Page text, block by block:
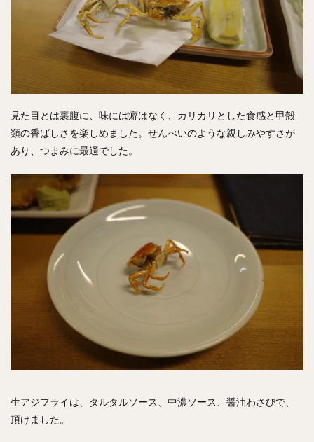
見た目とは裏腹に、味には癖はなく、カリカリとした食感と甲殻
類の香ばしさを楽しめました。せんべいのような親しみやすさが
あり、つまみに最適でした。
生アジフライは、タルタルソース、中濃ソース、醤油わさびで、
頂けました。